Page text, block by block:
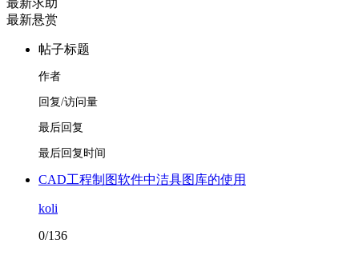
最新求助
最新悬赏
帖子标题
作者
回复/访问量
最后回复
最后回复时间
CAD工程制图软件中洁具图库的使用
koli
0/136